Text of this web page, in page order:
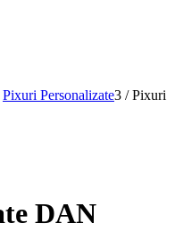
Pixuri Personalizate3 / Pixuri
DAN